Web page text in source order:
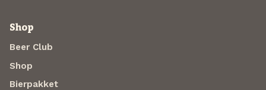
Shop
Beer Club
Shop
Bierpakket